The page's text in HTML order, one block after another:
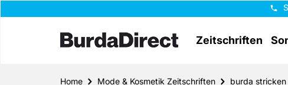
Zeitschriften
Home Mode & Kosmetik Zeitschriften burda stricken